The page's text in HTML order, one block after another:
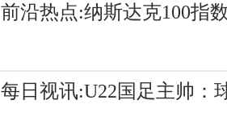
前沿热点:纳斯达克100指
每日视讯:U22国足主帅：